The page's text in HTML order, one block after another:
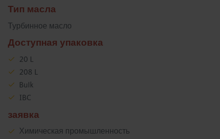
Тип масла
Турбинное масло
Доступная упаковка
20 L
208 L
Bulk
IBC
заявка
Химическая промышленность